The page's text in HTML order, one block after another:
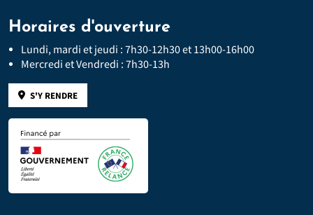
Horaires d'ouverture
Lundi, mardi et jeudi : 7h30-12h30 et 13h00-16h00
Mercredi et Vendredi : 7h30-13h
S'Y RENDRE